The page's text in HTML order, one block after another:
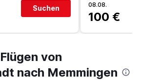
Suchen
08.08.
100 €
von
nach Memmingen